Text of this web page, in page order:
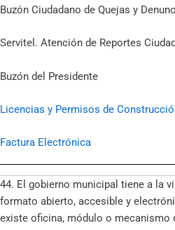
Buzón Ciudadano de Quejas y
Servitel. Atención de Reportes
Buzón del Presidente
Licencias y Permisos de
Factura Electrónica
44. El gobierno municipal tiene a la
formato abierto, accesible y
existe oficina, módulo o mecanismo